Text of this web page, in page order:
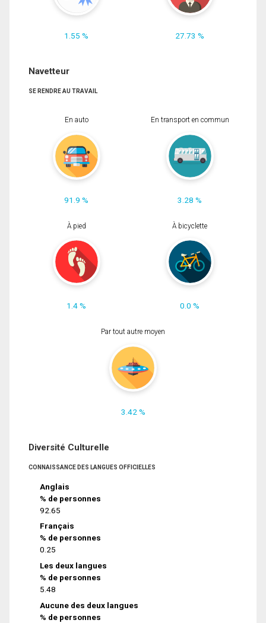
1.55 % 27.73 %
Navetteur
SE RENDRE AU TRAVAIL
En auto
91.9 %
En transport en commun
3.28 %
À pied
1.4 %
À bicyclette
0.0 %
Par tout autre moyen
3.42 %
Diversité Culturelle
CONNAISSANCE DES LANGUES OFFICIELLES
Anglais
% de personnes
92.65
Français
% de personnes
0.25
Les deux langues
% de personnes
5.48
Aucune des deux langues
% de personnes